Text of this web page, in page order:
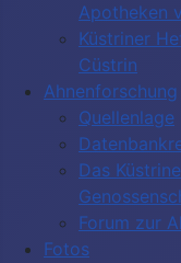
Apotheken
Küstriner
Cüstrin
Ahnenforschung
Quellenlage
Das
Forum zur
Fotos